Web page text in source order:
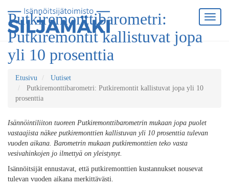
Putkiremonttibarometri:
Putkiremontit kallistuvat jopa
yli 10 prosenttia
Etusivu
Uutiset
Putkiremonttibarometri: Putkiremontit kallistuvat jopa yli 10
prosenttia
Isännöintiliiton tuoreen Putkiremonttibarometrin mukaan jopa puolet
vastaajista näkee putkiremonttien kallistuvan yli 10 prosenttia tulevan
vuoden aikana. Barometrin mukaan putkiremonttien teko vasta
vesivahinkojen jo ilmettyä on yleistynyt.
Isännöitsijät ennustavat, että putkiremonttien kustannukset nousevat
tulevan vuoden aikana merkittävästi.